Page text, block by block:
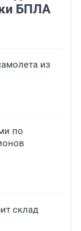
БПЛА
из
по
склад